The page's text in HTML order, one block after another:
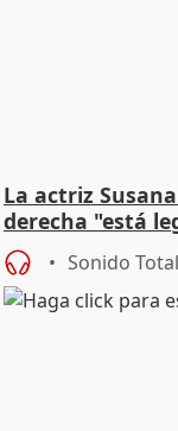
La actriz
derecha "está
Sonido